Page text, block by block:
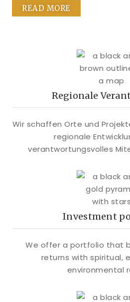
READ MORE
Regionale
Wir schaffen Orte und
regionale
verantwortungsvolles
Investment
We offer a portfolio that
returns with spiritual,
environmental